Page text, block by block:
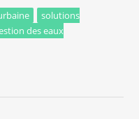
solutions
des eaux